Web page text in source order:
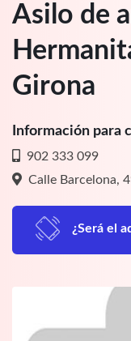
Asilo de
Girona
Información para
902 333 099
Calle Barcelona,
¿Será el